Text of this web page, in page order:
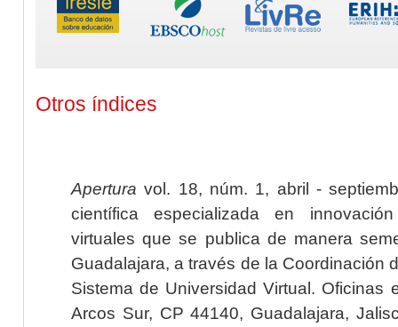
Otros índices
Apertura vol. 18, núm. 1, abril -
científica especializada en
virtuales que se publica de manera
Guadalajara, a través de la Coordinación
Sistema de Universidad Virtual. Oficinas
Arcos Sur, CP 44140, Guadalajara,